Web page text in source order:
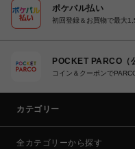
ポケパル払い
初回登録＆お買物で最大
POCKET PARCO（
コイン＆クーポンで
カテゴリー
全カテゴリーから探す